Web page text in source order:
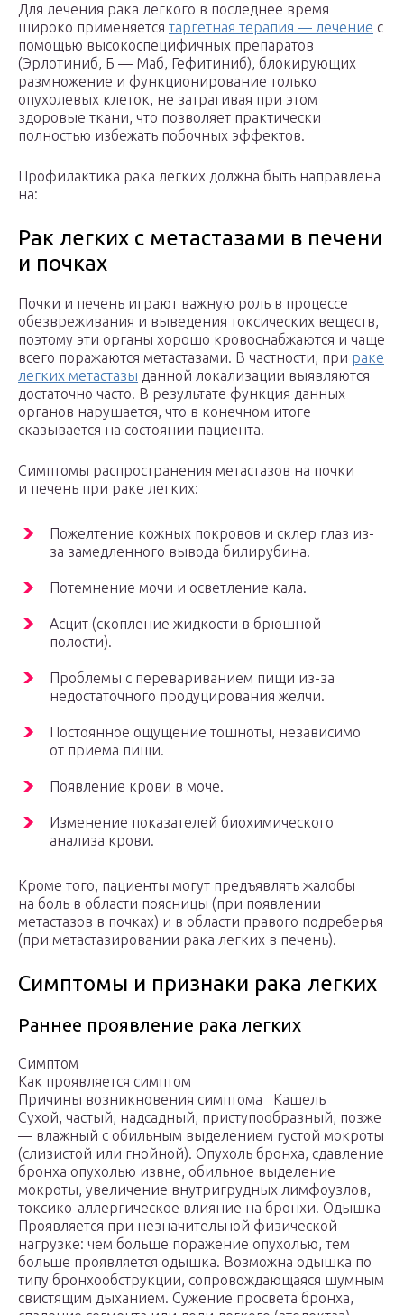
Для лечения рака легкого в последнее время
широко применяется таргетная терапия — лечение с
помощью высокоспецифичных препаратов
(Эрлотиниб, Б — Маб, Гефитиниб), блокирующих
размножение и функционирование только
опухолевых клеток, не затрагивая при этом
здоровые ткани, что позволяет практически
полностью избежать побочных эффектов.
Профилактика рака легких должна быть направлена
на:
Рак легких с метастазами в печени
и почках
Почки и печень играют важную роль в процессе
обезвреживания и выведения токсических веществ,
поэтому эти органы хорошо кровоснабжаются и чаще
всего поражаются метастазами. В частности, при раке
легких метастазы данной локализации выявляются
достаточно часто. В результате функция данных
органов нарушается, что в конечном итоге
сказывается на состоянии пациента.
Симптомы распространения метастазов на почки
и печень при раке легких:
Пожелтение кожных покровов и склер глаз из-
за замедленного вывода билирубина.
Потемнение мочи и осветление кала.
Асцит (скопление жидкости в брюшной
полости).
Проблемы с перевариванием пищи из-за
недостаточного продуцирования желчи.
Постоянное ощущение тошноты, независимо
от приема пищи.
Появление крови в моче.
Изменение показателей биохимического
анализа крови.
Кроме того, пациенты могут предъявлять жалобы
на боль в области поясницы (при появлении
метастазов в почках) и в области правого подреберья
(при метастазировании рака легких в печень).
Симптомы и признаки рака легких
Раннее проявление рака легких
Симптом
Как проявляется симптом
Причины возникновения симптома Кашель
Сухой, частый, надсадный, приступообразный, позже
— влажный с обильным выделением густой мокроты
(слизистой или гнойной). Опухоль бронха, сдавление
бронха опухолью извне, обильное выделение
мокроты, увеличение внутригрудных лимфоузлов,
токсико-аллергическое влияние на бронхи. Одышка
Проявляется при незначительной физической
нагрузке: чем больше поражение опухолью, тем
больше проявляется одышка. Возможна одышка по
типу бронхообструкции, сопровождающаяся шумным
свистящим дыханием. Сужение просвета бронха,